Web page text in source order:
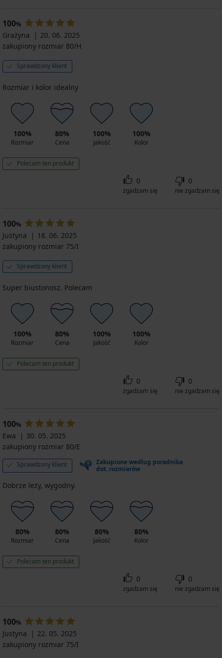
100%
Grażyna
20. 06. 2025
zakupiony rozmiar 80/H
Sprawdzony klient
Rozmiar i kolor idealny
100%
Rozmiar
80%
Cena
100%
Jakość
100%
Kolor
Polecam ten produkt
0
zgadzam się
0
nie zgadzam się
100%
Justyna
18. 06. 2025
zakupiony rozmiar 75/I
Sprawdzony klient
Super biustonosz. Polecam
100%
Rozmiar
80%
Cena
100%
Jakość
100%
Kolor
Polecam ten produkt
0
zgadzam się
0
nie zgadzam się
100%
Ewa
30. 05. 2025
zakupiony rozmiar 80/E
Sprawdzony klient
Zakupione według poradnika
dot. rozmiarów
Dobrze leży, wygodny.
80%
Rozmiar
80%
Cena
80%
Jakość
80%
Kolor
Polecam ten produkt
0
zgadzam się
0
nie zgadzam się
100%
Justyna
22. 05. 2025
zakupiony rozmiar 75/I